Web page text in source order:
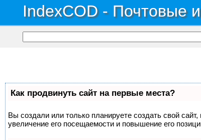
IndexCOD - Почтовые
Как продвинуть сайт на первые места?
Вы создали или только планируете создать свой
увеличение его посещаемости и повышение его